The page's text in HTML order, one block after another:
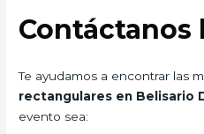
Contáctanos
Te ayudamos a encontrar las
rectangulares en Belisario
evento sea: